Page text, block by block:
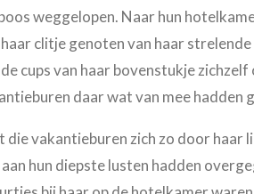
weggelopen. Naar hun
clitje genoten van haar
cups van haar bovenstukje
daar wat van mee hadden
vakantieburen zich zo door haar
hun diepste lusten hadden